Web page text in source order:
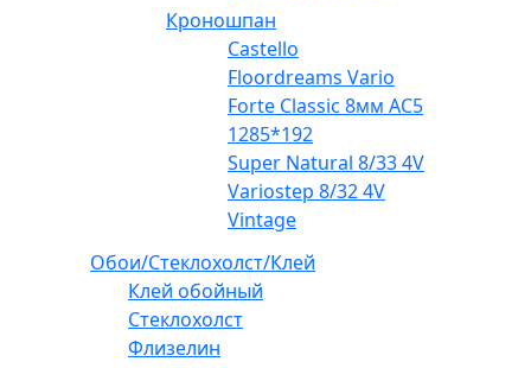
Кроношпан
Castello
Floordreams Vario
Forte Classic 8мм AC5
1285*192
Super Natural 8/33 4V
Variostep 8/32 4V
Vintage
Обои/Стеклохолст/Клей
Клей обойный
Стеклохолст
Флизелин